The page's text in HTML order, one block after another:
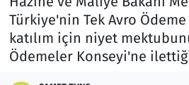
Türkiye'nin Tek Avro Ödeme
katılım için niyet
Ödemeler Konseyi'ne
Memur ve Kamu
Otomobil